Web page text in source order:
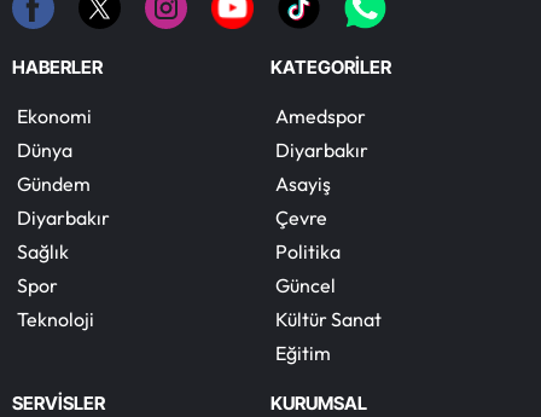
HABERLER
Ekonomi
Dünya
Gündem
Diyarbakır
Sağlık
Spor
Teknoloji
KATEGORİLER
Amedspor
Diyarbakır
Asayiş
Çevre
Politika
Güncel
Kültür Sanat
Eğitim
SERVİSLER KURUMSAL